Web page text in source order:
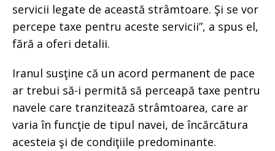
servicii legate de această strâmtoare. Şi se vor
percepe taxe pentru aceste servicii”, a spus el,
fără a oferi detalii.
Iranul susţine că un acord permanent de pace
ar trebui să-i permită să perceapă taxe pentru
navele care tranzitează strâmtoarea, care ar
varia în funcţie de tipul navei, de încărcătura
acesteia şi de condiţiile predominante.